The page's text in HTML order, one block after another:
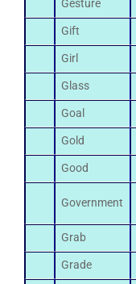
Gesture
Gift
Girl
Glass
Goal
Gold
Good
Government
Grab
Grade